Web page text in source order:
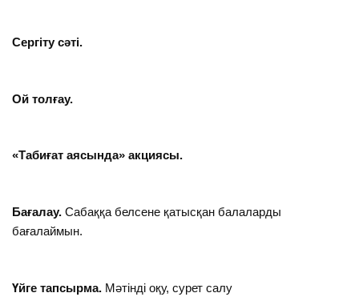
Сергіту сәті.
Ой толғау.
«Табиғат аясында» акциясы.
Бағалау. Сабаққа белсене қатысқан балаларды
бағалаймын.
Үйге тапсырма. Мәтінді оқу, сурет салу